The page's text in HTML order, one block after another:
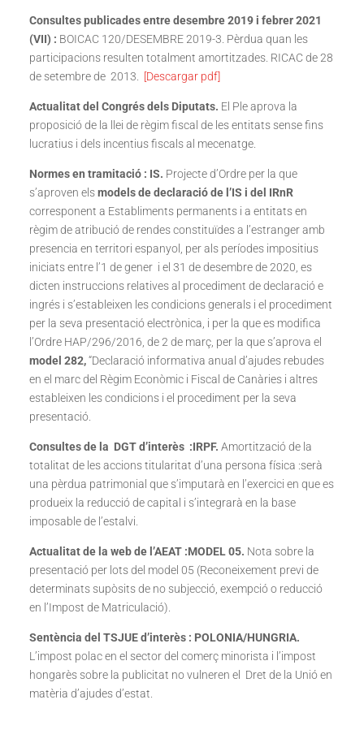
Consultes publicades entre desembre 2019 i febrer 2021
(VII) : BOICAC 120/DESEMBRE 2019-3. Pèrdua quan les
participacions resulten totalment amortitzades. RICAC de 28
de setembre de 2013.
[Descargar pdf]
Actualitat del Congrés dels Diputats. El Ple aprova la
proposició de la llei de règim fiscal de les entitats sense fins
lucratius i dels incentius fiscals al mecenatge.
Normes en tramitació : IS. Projecte d’Ordre per la que
s’aproven elsmodels de declaració de l’IS i del IRnR
corresponent a Establiments permanents i a entitats en
règim de atribució de rendes constituïdes a l’estranger amb
presencia en territori espanyol, per als períodes impositius
iniciats entre l’1 de gener i el 31 de desembre de 2020, es
dicten instruccions relatives al procediment de declaració e
ingrés i s’estableixen les condicions generals i el procediment
per la seva presentació electrònica, i per la que es modifica
l’Ordre HAP/296/2016, de 2 de març, per la que s’aprova el
model 282,“Declaració informativa anual d’ajudes rebudes
en el marc del Règim Econòmic i Fiscal de Canàries i altres
estableixen les condicions i el procediment per la seva
presentació.
Consultes de la DGT d’interès :IRPF. Amortització de la
totalitat de les accions titularitat d’una persona física :serà
una pèrdua patrimonial que s’imputarà en l’exercici en que es
produeix la reducció de capital i s’integrarà en la base
imposable de l’estalvi.
Actualitat de la web de l’AEAT :MODEL 05. Nota sobre la
presentació per lots del model 05 (Reconeixement previ de
determinats supòsits de no subjecció, exempció o reducció
en l’Impost de Matriculació).
Sentència del TSJUE d’interès : POLONIA/HUNGRIA.
L’impost polac en el sector del comerç minorista i l’impost
hongarès sobre la publicitat no vulneren el Dret de la Unió en
matèria d’ajudes d’estat.